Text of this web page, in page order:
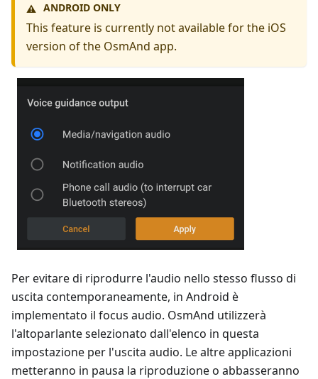
⚠️ ANDROID ONLY
This feature is currently not available for the iOS
version of the OsmAnd app.
Per evitare di riprodurre l'audio nello stesso flusso di
uscita contemporaneamente, in Android è
implementato il focus audio. OsmAnd utilizzerà
l'altoparlante selezionato dall'elenco in questa
impostazione per l'uscita audio. Le altre applicazioni
metteranno in pausa la riproduzione o abbasseranno